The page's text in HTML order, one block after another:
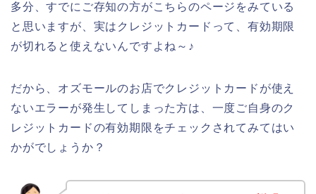
多分、すでにご存知の方がこちらのページをみている
と思いますが、実はクレジットカードって、有効期限
が切れると使えないんですよね～♪
だから、オズモールのお店でクレジットカードが使え
ないエラーが発生してしまった方は、一度ご自身のク
レジットカードの有効期限をチェックされてみてはい
かがでしょうか？